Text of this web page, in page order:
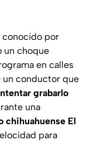
conocido por
un choque
en calles
un conductor que
grabarlo
una
chihuahuense El
para